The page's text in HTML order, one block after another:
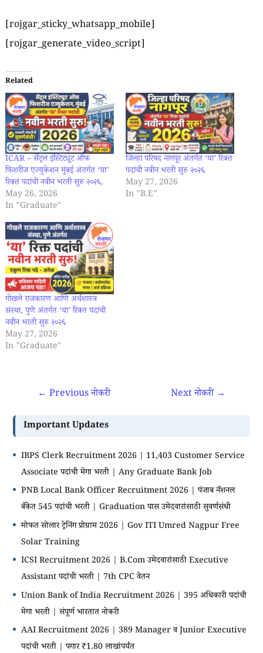
[rojgar_sticky_whatsapp_mobile]
[rojgar_generate_video_script]
Related
ICAR – सेंट्रल इंस्टिट्यूट ऑफ
फिशरीज एज्युकेशन मुंबई अंतर्गत ‘या’
रिक्त पदांची नवीन भरती सुरु २०२६.
May 26, 2026
In "Graduate"
जिल्हा परिषद नागपूर अंतर्गत ‘या’ रिक्त
पदांची नवीन भरती सुरु २०२६
May 27, 2026
In "B.E"
गोखले राजकारण आणि अर्थशास्त्र
संस्था, पुणे अंतर्गत ‘या’ रिक्त पदांची
नवीन भरती सुरु २०२६
May 27, 2026
In "Graduate"
← Previous नोकरी Next नोकरी →
Important Updates
IBPS Clerk Recruitment 2026 | 11,403 Customer Service
Associate पदांची मेगा भरती | Any Graduate Bank Job
PNB Local Bank Officer Recruitment 2026 | पंजाब नॅशनल
बँकेत 545 पदांची भरती | Graduation पास उमेदवारांसाठी सुवर्णसंधी
मोफत सोलार ट्रेनिंग प्रोग्राम 2026 | Gov ITI Umred Nagpur Free
Solar Training
ICSI Recruitment 2026 | B.Com उमेदवारांसाठी Executive
Assistant पदांची भरती | 7th CPC वेतन
Union Bank of India Recruitment 2026 | 395 अधिकारी पदांची
मेगा भरती | संपूर्ण भारतात नोकरी
AAI Recruitment 2026 | 389 Manager व Junior Executive
पदांची भरती | पगार ₹1.80 लाखांपर्यंत